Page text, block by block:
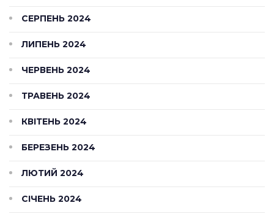
СЕРПЕНЬ 2024
ЛИПЕНЬ 2024
ЧЕРВЕНЬ 2024
ТРАВЕНЬ 2024
КВІТЕНЬ 2024
БЕРЕЗЕНЬ 2024
ЛЮТИЙ 2024
СІЧЕНЬ 2024